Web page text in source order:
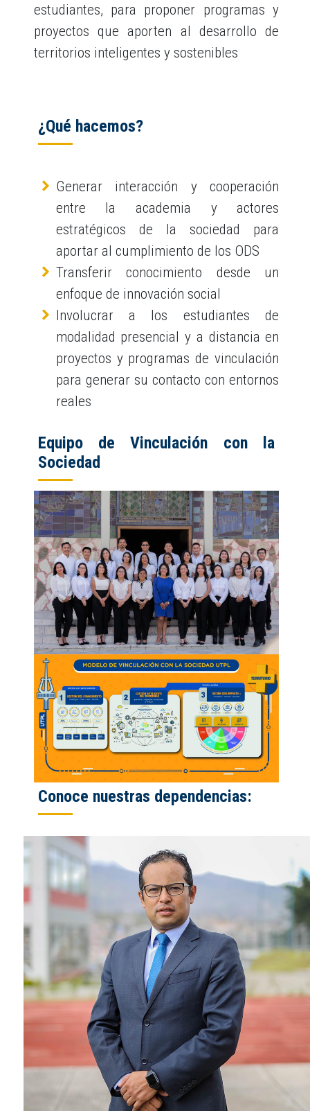
estudiantes, para proponer programas y
proyectos que aporten al desarrollo de
territorios inteligentes y sostenibles
¿Qué hacemos?
Generar interacción y cooperación
entre la academia y actores
estratégicos de la sociedad para
aportar al cumplimiento de los ODS
Transferir conocimiento desde un
enfoque de innovación social
Involucrar a los estudiantes de
modalidad presencial y a distancia en
proyectos y programas de vinculación
para generar su contacto con entornos
reales
Equipo de Vinculación con la
Sociedad
Conoce nuestras dependencias: